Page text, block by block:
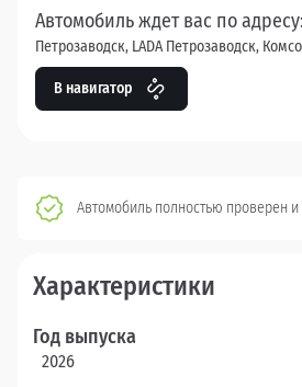
Автомобиль ждет вас по адресу:
Петрозаводск, LADA Петрозаводск,
В навигатор
Автомобиль полностью проверен и
Характеристики
Год выпуска
2026